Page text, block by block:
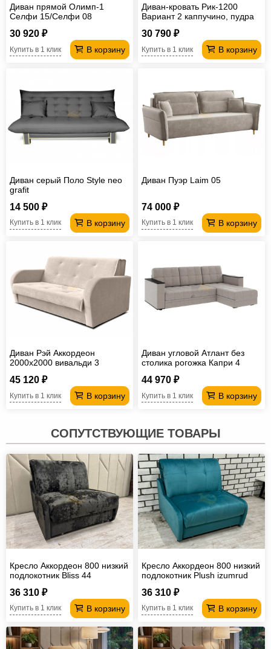
Диван прямой Олимп-1
Селфи 15/Селфи 08
30 920 ₽
В корзину
Купить в 1 клик
Диван-кровать Рик-1200
Вариант 2 каппучино, пудра
30 790 ₽
В корзину
Купить в 1 клик
Диван серый Поло Style neo
grafit
14 500 ₽
В корзину
Купить в 1 клик
Диван Пуэр Laim 05
74 000 ₽
В корзину
Купить в 1 клик
Диван Рэй Аккордеон
2000х2000 вивальди 3
45 120 ₽
В корзину
Купить в 1 клик
Диван угловой Атлант без
столика рогожка Капри 4
44 970 ₽
В корзину
Купить в 1 клик
СОПУТСТВУЮЩИЕ ТОВАРЫ
Кресло Аккордеон 800 низкий
подлокотник Вliss 44
36 310 ₽
В корзину
Купить в 1 клик
Кресло Аккордеон 800 низкий
подлокотник Plush izumrud
36 310 ₽
В корзину
Купить в 1 клик